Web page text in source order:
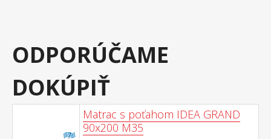
ODPORÚČAME
DOKÚPIŤ
Matrac s poťahom IDEA GRAND
90x200 M35